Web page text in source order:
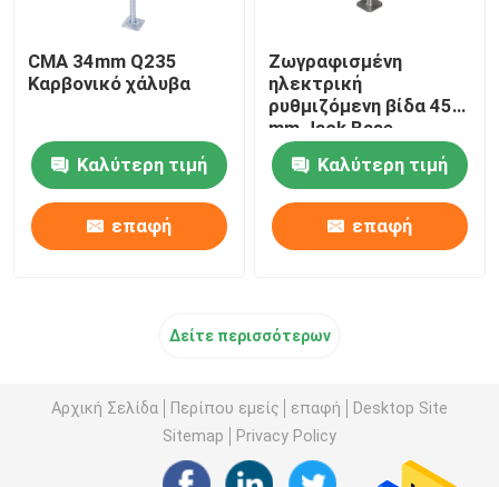
CMA 34mm Q235
Καρβονικό χάλυβα
Καλύτερη τιμή
επαφή
Ζωγραφισμένη
ηλεκτρική
ρυθμιζόμενη βίδα 450
mm Jack Base
Scaffolding
Καλύτερη τιμή
επαφή
Δείτε περισσότερων
Αρχική Σελίδα Περίπου εμείς επαφή
Desktop Site
Sitemap
Privacy Policy